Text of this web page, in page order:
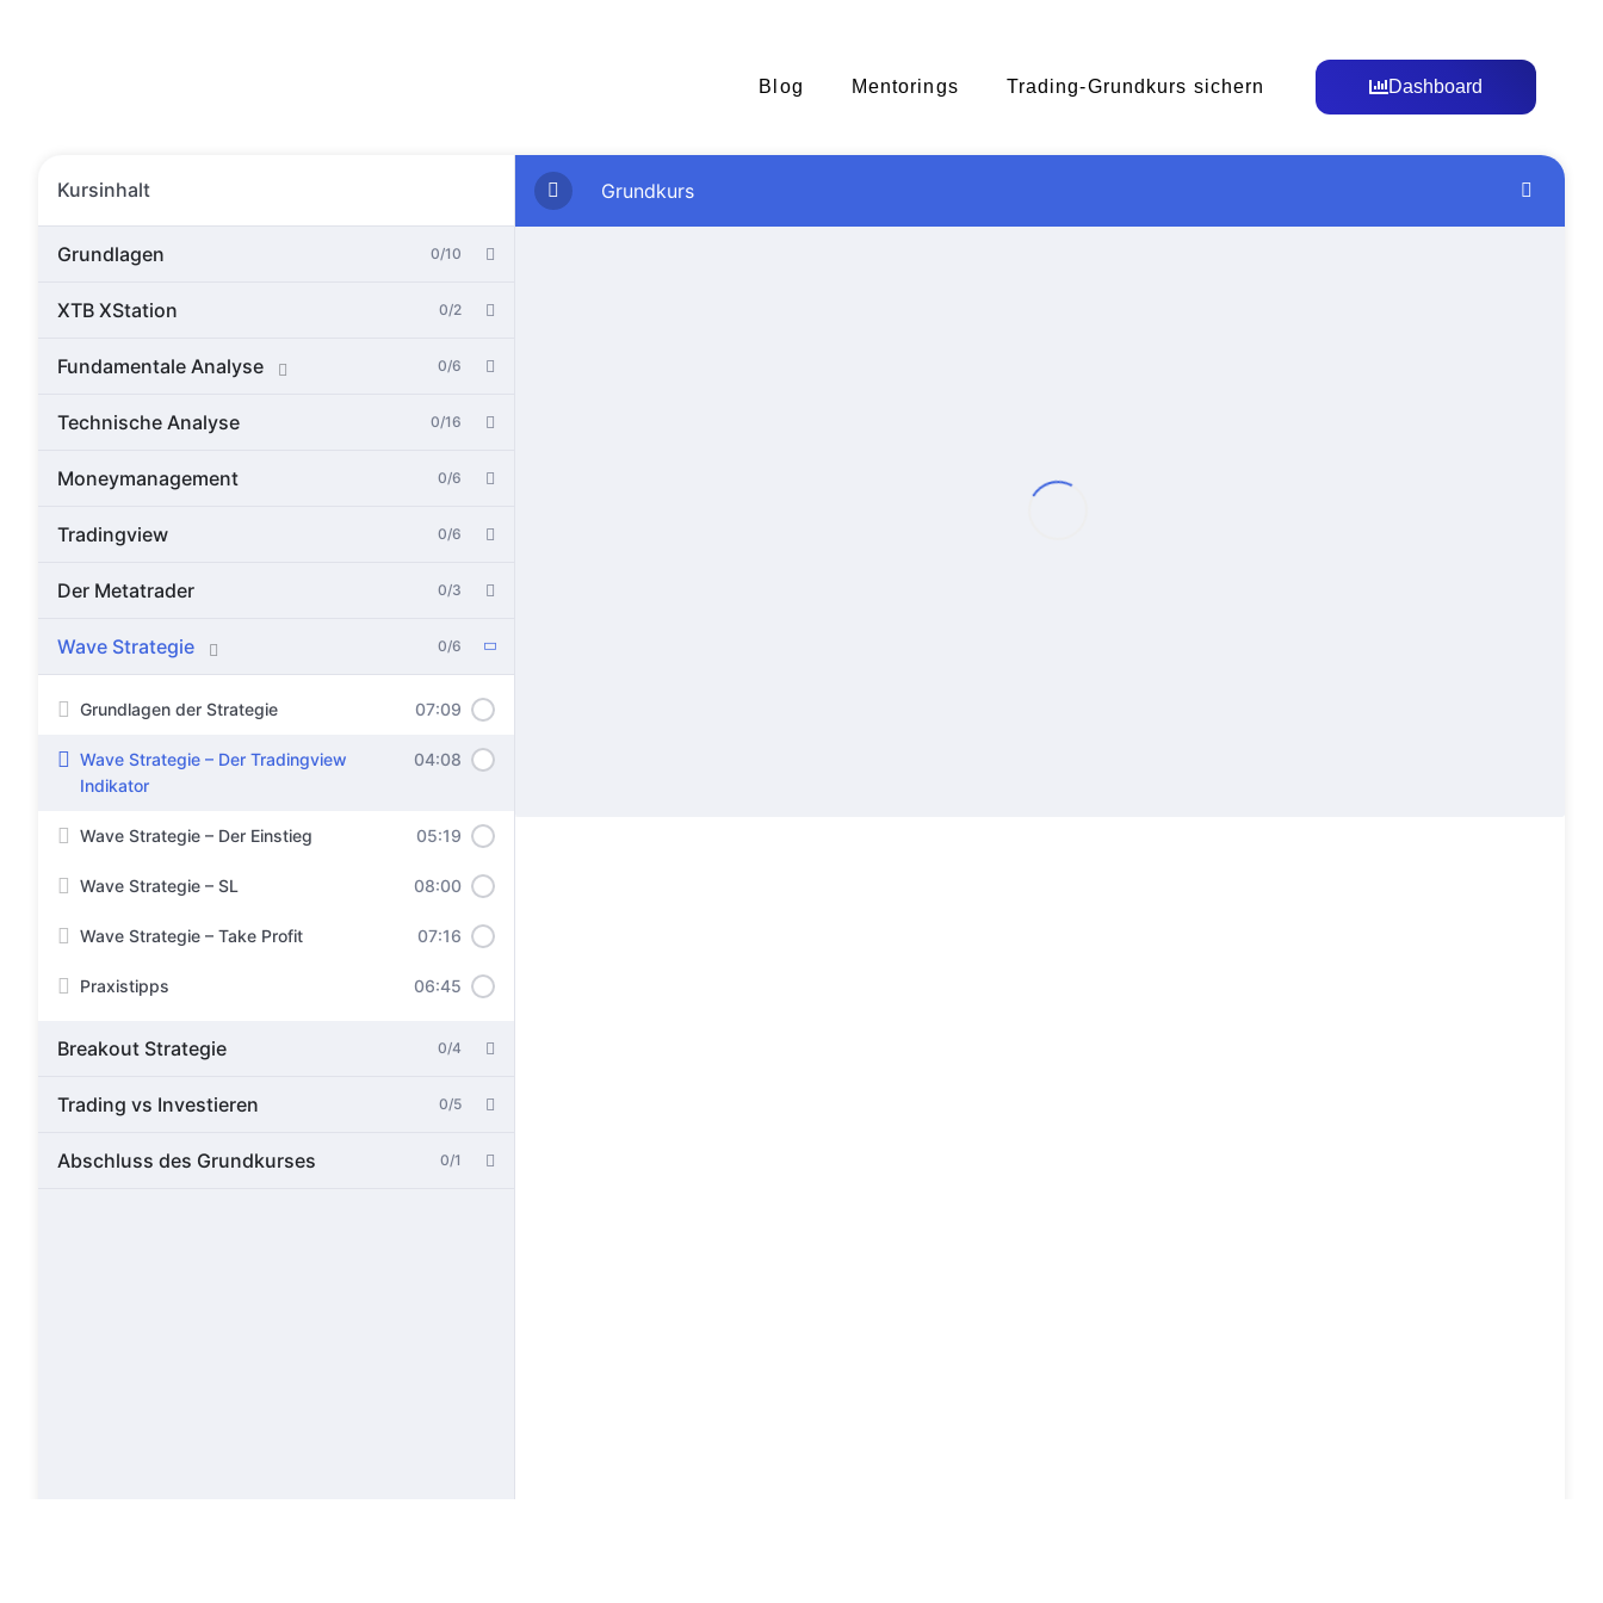
Blog Mentorings Trading-Grundkurs sichern Dashboard
Kursinhalt
Grundlagen 0/10
XTB XStation 0/2
Fundamentale Analyse 0/6
Technische Analyse 0/16
Moneymanagement 0/6
Tradingview 0/6
Der Metatrader 0/3
Wave Strategie 0/6
Grundlagen der Strategie 07:09
Wave Strategie – Der Tradingview
Indikator
04:08
Wave Strategie – Der Einstieg 05:19
Wave Strategie – SL 08:00
Wave Strategie – Take Profit 07:16
Praxistipps 06:45
Breakout Strategie 0/4
Trading vs Investieren 0/5
Abschluss des Grundkurses 0/1
Grundkurs